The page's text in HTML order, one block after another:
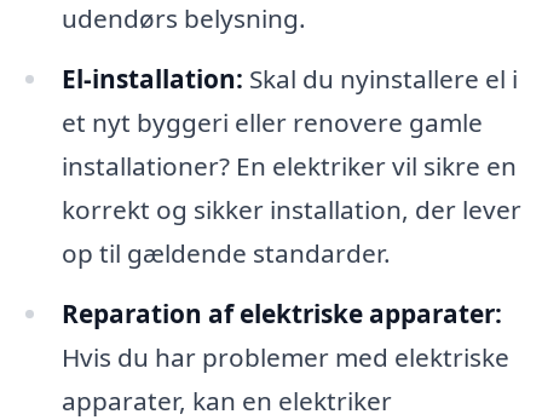
udendørs belysning.
El-installation: Skal du nyinstallere el i
et nyt byggeri eller renovere gamle
installationer? En elektriker vil sikre en
korrekt og sikker installation, der lever
op til gældende standarder.
Reparation af elektriske apparater:
Hvis du har problemer med elektriske
apparater, kan en elektriker